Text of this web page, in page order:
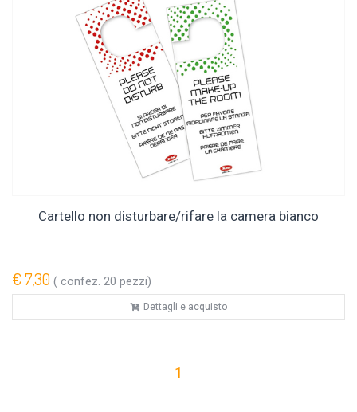
Cartello non disturbare/rifare la camera bianco
€ 7,30 ( confez. 20 pezzi)
Dettagli e acquisto
1